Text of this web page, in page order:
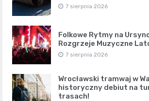
7 sierpnia 2026
Folkowe Rytmy na
Rozgrzeje Muzyczne
7 sierpnia 2026
Wrocławski tramwaj w
historyczny debiut na
trasach!